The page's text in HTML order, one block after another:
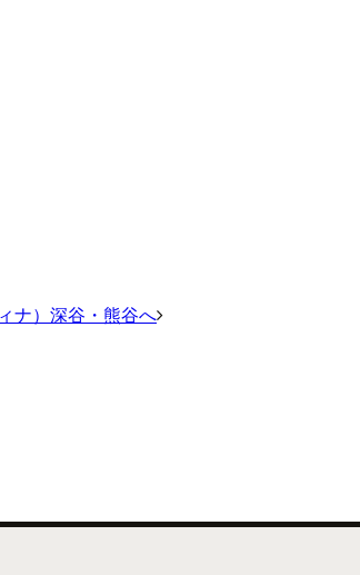
ナ）深谷・熊谷へ